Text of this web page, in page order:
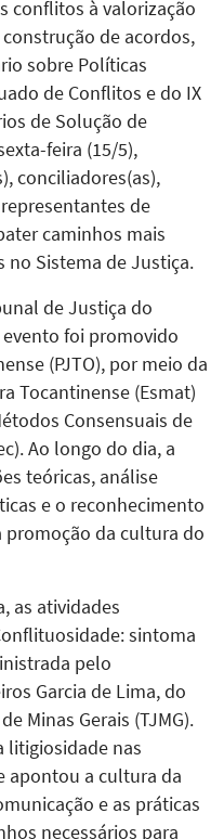
conflitos à valorização
de acordos,
sobre Políticas
de Conflitos e do IX
de Solução de
feira (15/5),
conciliadores(as),
de
caminhos mais
no Sistema de Justiça.
de Justiça do
evento foi promovido
(PJTO), por meio da
Tocantinense (Esmat)
Consensuais de
Ao longo do dia, a
teóricas, análise
e o reconhecimento
da cultura do
as atividades
sintoma
pelo
Garcia de Lima, do
Minas Gerais (TJMG).
litigiosidade nas
apontou a cultura da
e as práticas
necessários para